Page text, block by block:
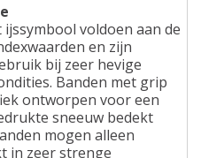
voldoen aan de
en zijn
bij zeer hevige
Banden met grip
ontworpen voor een
sneeuw bedekt
mogen alleen
in zeer strenge